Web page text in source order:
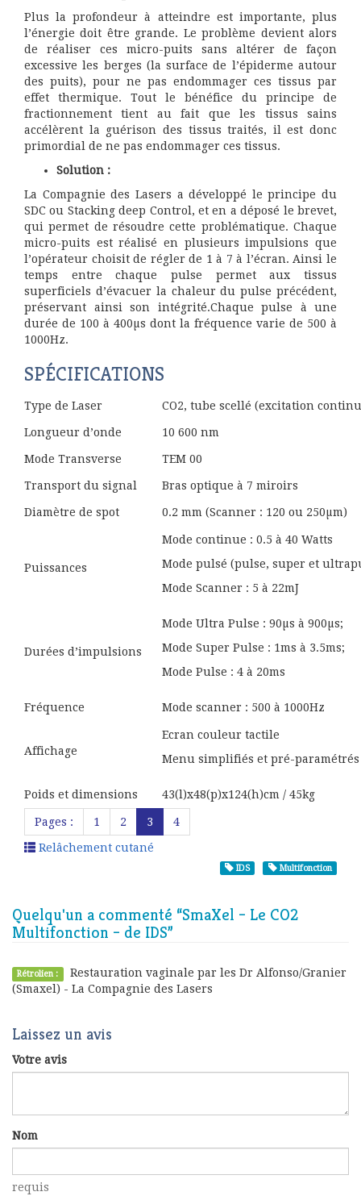
Plus la profondeur à atteindre est importante, plus
l’énergie doit être grande. Le problème devient alors
de réaliser ces micro-puits sans altérer de façon
excessive les berges (la surface de l’épiderme autour
des puits), pour ne pas endommager ces tissus par
effet thermique. Tout le bénéfice du principe de
fractionnement tient au fait que les tissus sains
accélèrent la guérison des tissus traités, il est donc
primordial de ne pas endommager ces tissus.
Solution :
La Compagnie des Lasers a développé le principe du
SDC ou Stacking deep Control, et en a déposé le brevet,
qui permet de résoudre cette problématique. Chaque
micro-puits est réalisé en plusieurs impulsions que
l’opérateur choisit de régler de 1 à 7 à l’écran. Ainsi le
temps entre chaque pulse permet aux tissus
superficiels d’évacuer la chaleur du pulse précédent,
préservant ainsi son intégrité.Chaque pulse à une
durée de 100 à 400µs dont la fréquence varie de 500 à
1000Hz.
SPÉCIFICATIONS
Type de Laser CO2, tube scellé (excitation
Longueur d’onde 10 600 nm
Mode Transverse TEM 00
Transport du signal Bras optique à 7 miroirs
Diamètre de spot 0.2 mm (Scanner : 120 ou 250µm)
Puissances
Mode continue : 0.5 à 40 Watts
Mode pulsé (pulse, super et
Mode Scanner : 5 à 22mJ
Durées d’impulsions
Mode Ultra Pulse : 90µs à 900µs;
Mode Super Pulse : 1ms à 3.5ms;
Mode Pulse : 4 à 20ms
Fréquence Mode scanner : 500 à 1000Hz
Affichage
Ecran couleur tactile
Menu simplifiés et pré-paramétrés
Poids et dimensions 43(l)x48(p)x124(h)cm / 45kg
Pages : 1 2 3
4
Relâchement cutané
IDS Multifonction
Quelqu'un a commenté “SmaXel – Le CO2
Multifonction – de IDS”
Rétrolien : Restauration vaginale par les Dr Alfonso/Granier
(Smaxel) - La Compagnie des Lasers
Laissez un avis
Votre avis
Nom
requis